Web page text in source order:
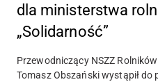
dla ministerstwa
„Solidarność”
Przewodniczący NSZZ
Tomasz Obszański wystąpił do